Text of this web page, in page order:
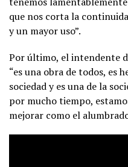
que nos corta la
y un mayor uso”.
Por último, el intendente
“es una obra de todos, es
sociedad y es una de la
por mucho tiempo,
mejorar como el